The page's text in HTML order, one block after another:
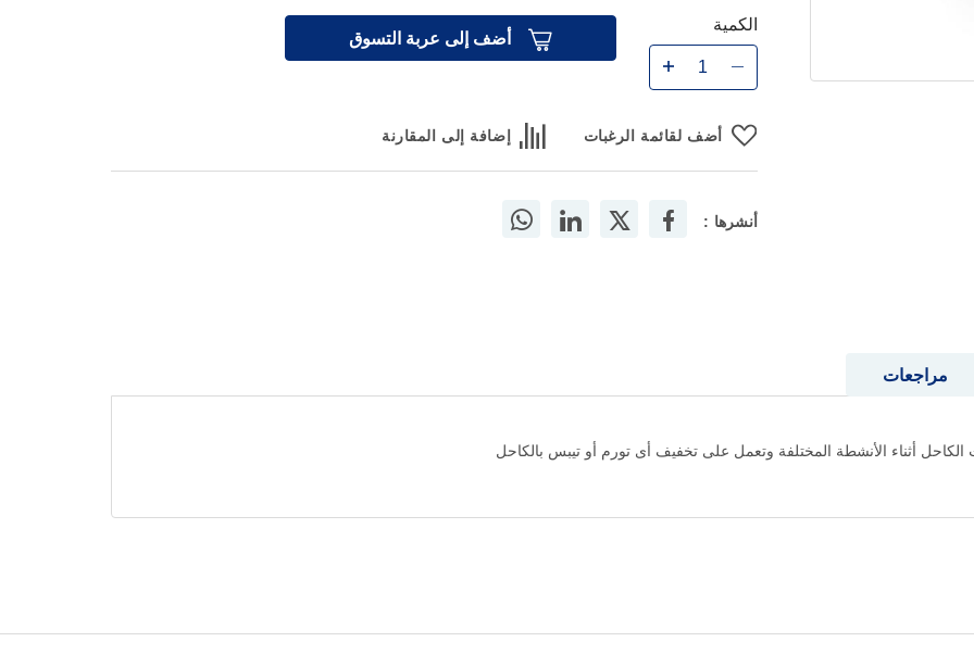
الكمية
أضف إلى عربة التسوق
أضف لقائمة الرغبات إضافة إلى المقارنة
أنشرها :
أثناء الأنشطة المختلفة وتعمل على تخفيف أى تورم أو تيبس بالكاحل
مراجعات